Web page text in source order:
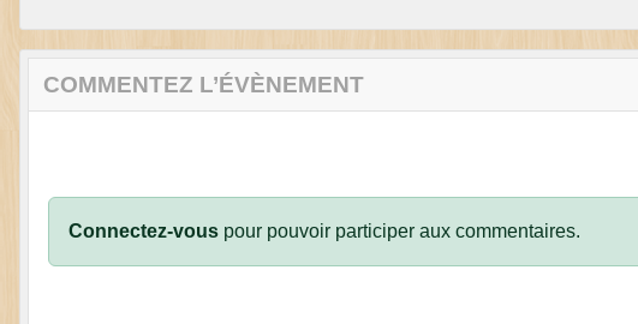
COMMENTEZ L’ÉVÈNEMENT
Connectez-vous pour pouvoir participer aux commentaires.